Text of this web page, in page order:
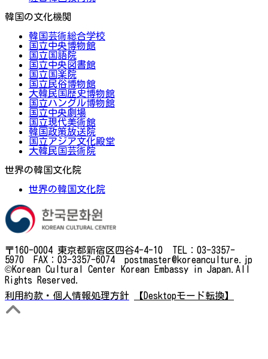
韓国の文化機関
韓国芸術総合学校
国立中央博物館
国立国語院
国立中央図書館
国立国楽院
国立民俗博物館
大韓民国歴史博物館
国立ハングル博物館
国立中央劇場
国立現代美術館
韓国政策放送院
国立アジア文化殿堂
大韓民国芸術院
世界の韓国文化院
世界の韓国文化院
〒160-0004 東京都新宿区四谷4-4-10 TEL：03-3357-
5970 FAX：03-3357-6074 postmaster@koreanculture.jp
©Korean Cultural Center Korean Embassy in Japan.All
Rights Reserved.
利用約款・個人情報処理方針
【Desktopモード転換】